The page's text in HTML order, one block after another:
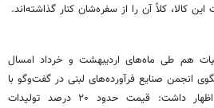
کالا، کلاً آن را از سفره‌شان کنار گذاشته‌اند.
هم طی ماه‌های اردیبهشت و خرداد امسال
انجمن صنایع فرآورده‌های لبنی در گفت‌وگو با
ایسنا در توجیه این گرانی‌ها اظهار داشت: قیمت حدود ۲۰ درصد تولیدات